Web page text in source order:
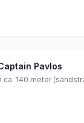
Pavlos